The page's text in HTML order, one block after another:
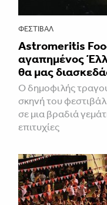
ΦΕΣΤΙΒΑΛ
Astromeritis
αγαπημένος
θα μας
Ο δημοφιλής
σκηνή του
σε μια βραδιά
επιτυχίες